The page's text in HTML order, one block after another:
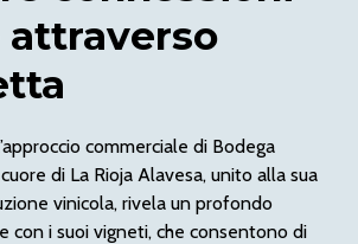
attraverso
commerciale di Bodega
di La Rioja Alavesa, unito alla sua
vinicola, rivela un profondo
con i suoi vigneti, che consentono di